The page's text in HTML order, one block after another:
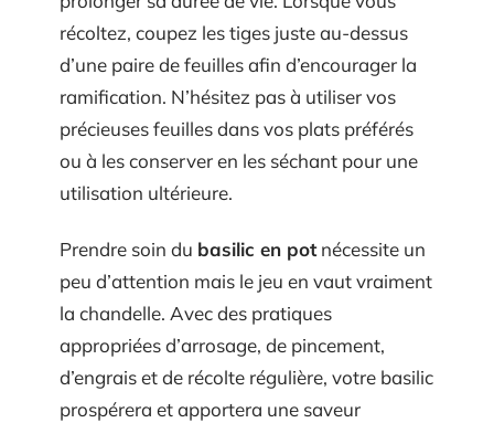
récoltez, coupez les tiges juste au-dessus
d’une paire de feuilles afin d’encourager la
ramification. N’hésitez pas à utiliser vos
précieuses feuilles dans vos plats préférés
ou à les conserver en les séchant pour une
utilisation ultérieure.
Prendre soin du basilic en potnécessite un
peu d’attention mais le jeu en vaut vraiment
la chandelle. Avec des pratiques
appropriées d’arrosage, de pincement,
d’engrais et de récolte régulière, votre basilic
prospérera et apportera une saveur